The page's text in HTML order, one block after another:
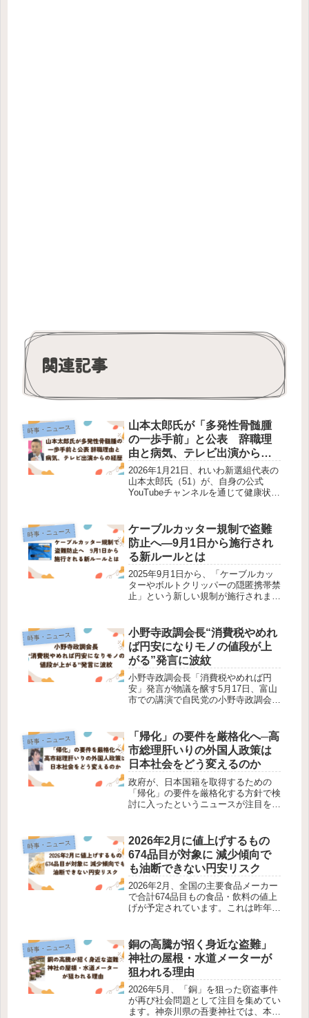
関連記事
時事・ニュース
山本太郎氏が「多発性骨髄腫
の一歩手前」と公表 辞職理
由と病気、テレビ出演からの
経歴
2026年1月21日、れいわ新選組代表の
山本太郎氏（51）が、自身の公式
YouTubeチャンネルを通じて健康状態
発性骨髄腫の一歩手前にいる」と説明
し、今後は治療と静養を優先...
時事・ニュース
ケーブルカッター規制で盗難
防止へ―9月1日から施行され
る新ルールとは
2025年9月1日から、「ケーブルカッ
ターやボルトクリッパーの隠匿携帯禁
止」という新しい規制が施行されま
警察庁が打ち出した具体的な防犯対策
です。「ようやく動き出した」「もっ
と...
時事・ニュース
小野寺政調会長“消費税やめれ
ば円安になりモノの値段が上
がる”発言に波紋
小野寺政調会長「消費税やめれば円
安」発言が物議を醸す5月17日、富山
市での講演で自民党の小野寺政調会長
消費減税論を牽制しました。物価高の
最大要因を「行き過ぎた円安」と位置
づ...
時事・ニュース
「帰化」の要件を厳格化へ─高
市総理肝いりの外国人政策は
日本社会をどう変えるのか
政府が、日本国籍を取得するための
「帰化」の要件を厳格化する方針で検
討に入ったというニュースが注目を集
日本国籍の取得は、その人が「日本の
国民」として政治参加する道を開く、
大き...
時事・ニュース
2026年2月に値上げするもの
674品目が対象に 減少傾向で
も油断できない円安リスク
2026年2月、全国の主要食品メーカー
で合計674品目もの食品・飲料の値上
げが予定されています。これは昨年同
せているものの、今後の物価の行方に
は強い関心が寄せられています。...
時事・ニュース
銅の高騰が招く身近な盗難」
神社の屋根・水道メーターが
狙われる理由
2026年5月、「銅」を狙った窃盗事件
が再び社会問題として注目を集めてい
ます。神奈川県の吾妻神社では、本殿